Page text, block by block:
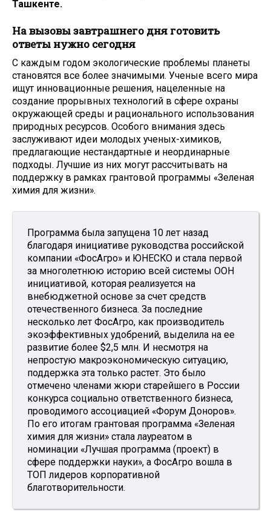
Ташкенте.
На вызовы завтрашнего дня готовить
ответы нужно сегодня
С каждым годом экологические проблемы планеты
становятся все более значимыми. Ученые всего мира
ищут инновационные решения, нацеленные на
создание прорывных технологий в сфере охраны
окружающей среды и рационального использования
природных ресурсов. Особого внимания здесь
заслуживают идеи молодых ученых-химиков,
предлагающие нестандартные и неординарные
подходы. Лучшие из них могут рассчитывать на
поддержку в рамках грантовой программы «Зеленая
химия для жизни».
Программа была запущена 10 лет назад
благодаря инициативе руководства российской
компании «ФосАгро» и ЮНЕСКО и стала первой
за многолетнюю историю всей системы ООН
инициативой, которая реализуется на
внебюджетной основе за счет средств
отечественного бизнеса. За последние
несколько лет ФoсАгро, как производитель
экоэффективных удобрений, выделила на ее
развитие более $2,5 млн. И несмотря на
непростую макроэкономическую ситуацию,
поддержка эта только растет. Это было
отмечено членами жюри старейшего в России
конкурса социально ответственного бизнеса,
проводимого ассоциацией «Форум Доноров».
По его итогам грантовая программа «Зеленая
химия для жизни» стала лауреатом в
номинации «Лучшая программа (проект) в
сфере поддержки науки», а ФосАгро вошла в
ТОП лидеров корпоративной
благотворительности.